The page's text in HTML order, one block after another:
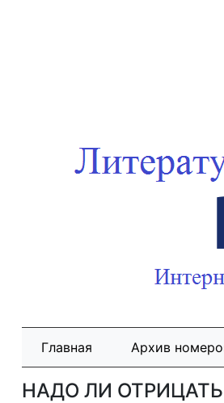
Главная Архив
НАДО ЛИ